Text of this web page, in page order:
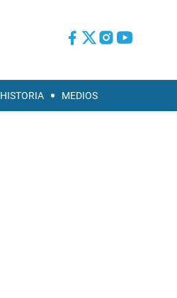
HISTORIA MEDIOS